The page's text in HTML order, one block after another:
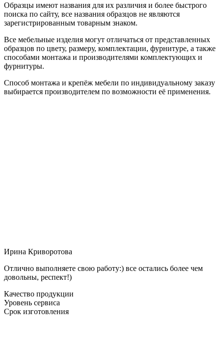
Образцы имеют названия для их различия и более быстрого
поиска по сайту, все названия образцов не являются
зарегистрированным товарным знаком.
Все мебельные изделия могут отличаться от представленных
образцов по цвету, размеру, комплектации, фурнитуре, а также
способами монтажа и производителями комплектующих и
фурнитуры.
Способ монтажа и крепёж мебели по индивидуальному заказу
выбирается производителем по возможности её применения.
Ирина Криворотова
Отлично выполняете свою работу:) все остались более чем
довольны, респект!)
Качество продукции
Уровень сервиса
Срок изготовления